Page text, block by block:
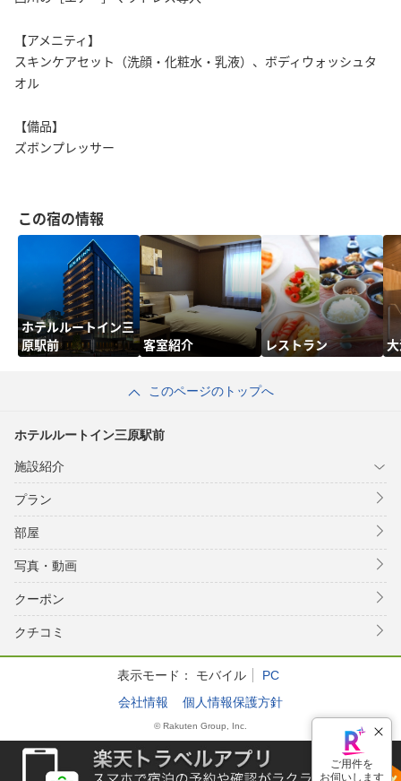
【アメニティ】
スキンケアセット（洗顔・化粧水・乳液）、ボディウォッシュタ
オル
【備品】
ズボンプレッサー
この宿の情報
ホテルルートイン三
原駅前
客室紹介 レストラン
このページのトップへ
ホテルルートイン三原駅前
施設紹介
プラン
部屋
写真・動画
クーポン
クチコミ
表示モード： モバイル
PC
会社情報
個人情報保護方針
© Rakuten Group, Inc.
ご用件を
お伺いします